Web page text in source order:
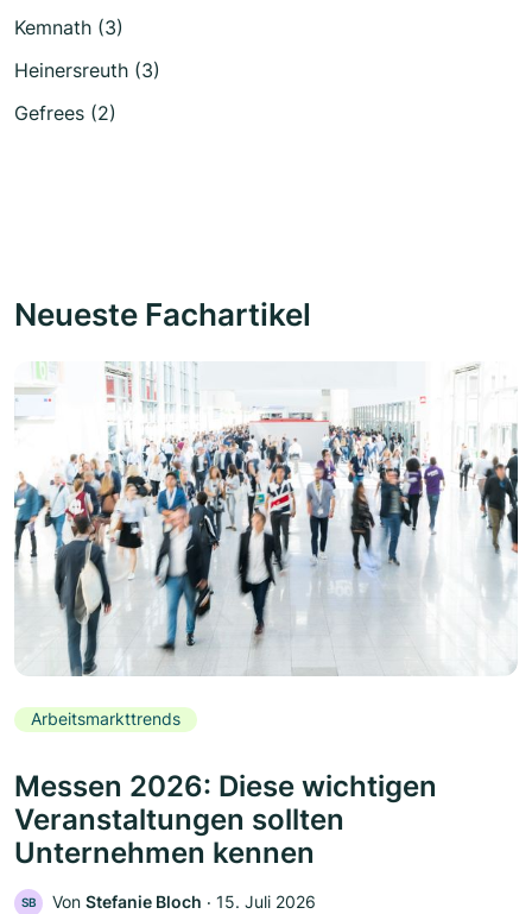
Kemnath (3)
Heinersreuth (3)
Gefrees (2)
Neueste Fachartikel
Arbeitsmarkttrends
Messen 2026: Diese wichtigen
Veranstaltungen sollten
Unternehmen kennen
SB Von Stefanie Bloch ‧ 15. Juli 2026